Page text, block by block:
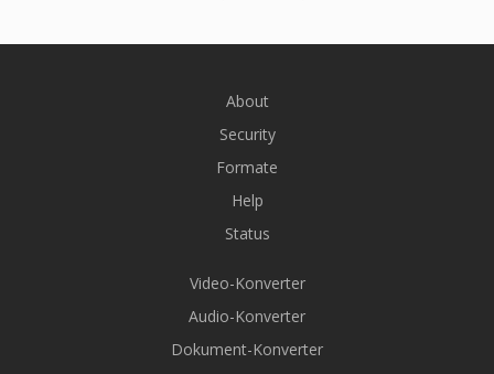
About
Security
Formate
Help
Status
Video-Konverter
Audio-Konverter
Dokument-Konverter